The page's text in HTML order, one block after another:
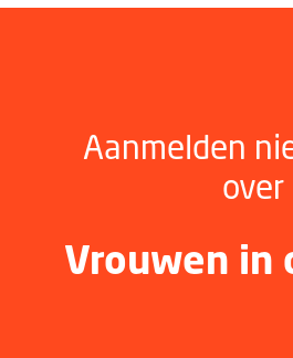
Aanmelden
over
Vrouwen in